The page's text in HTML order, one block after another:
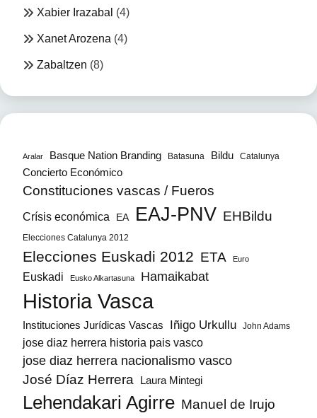
Xabier Irazabal (4)
Xanet Arozena (4)
Zabaltzen (8)
Aralar Basque Nation Branding Batasuna Bildu Catalunya
Concierto Económico
Constituciones vascas / Fueros
Crísis económica EA EAJ-PNV EHBildu
Elecciones Catalunya 2012
Elecciones Euskadi 2012 ETA Euro
Euskadi Eusko Alkartasuna Hamaikabat
Historia Vasca
Instituciones Jurídicas Vascas Iñigo Urkullu John Adams
jose diaz herrera historia pais vasco
jose diaz herrera nacionalismo vasco
José Díaz Herrera Laura Mintegi
Lehendakari Agirre Manuel de Irujo